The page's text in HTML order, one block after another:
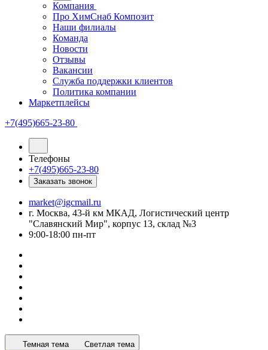
Компания
Про ХимСнаб Композит
Наши филиалы
Команда
Новости
Отзывы
Вакансии
Служба поддержки клиентов
Политика компании
Маркетплейсы
+7(495)665-23-80
Телефоны
+7(495)665-23-80
Заказать звонок
market@igcmail.ru
г. Москва, 43-й км МКАД, Логистический центр
"Славянский Мир", корпус 13, склад №3
9:00-18:00 пн-пт
Темная тема Светлая тема